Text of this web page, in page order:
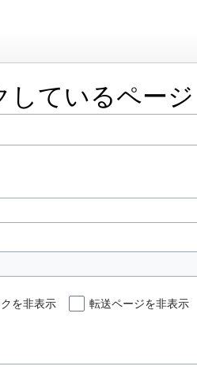
しているページ
クを非表示 転送ページを非表示